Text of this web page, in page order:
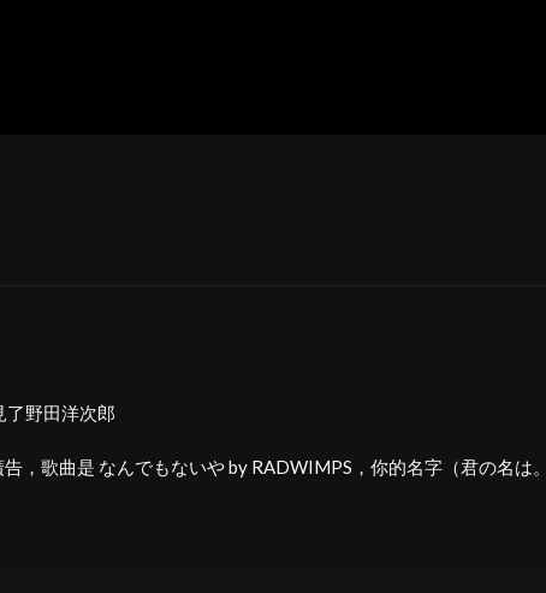
了野田洋次郎
告，歌曲是 なんでもないや by RADWIMPS，你的名字（君の名は